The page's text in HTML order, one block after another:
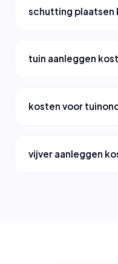
schutting plaatsen
tuin aanleggen
kosten voor
vijver aanleggen